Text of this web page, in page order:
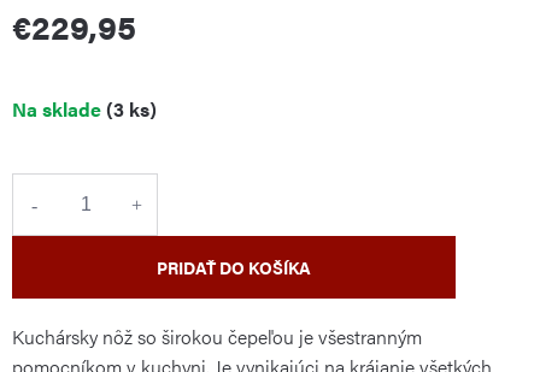
€229,95
Jednotková
cena:
Na sklade(3 ks)
PRIDAŤ DO KOŠÍKA
Kuchársky nôž so širokou čepeľou je všestranným